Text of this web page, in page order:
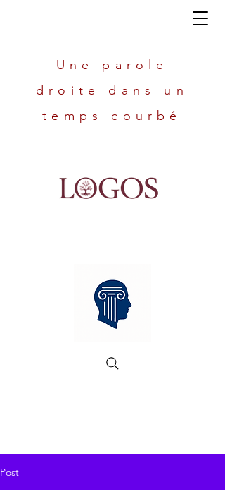
Une parole
droite dans un
temps courbé
Post